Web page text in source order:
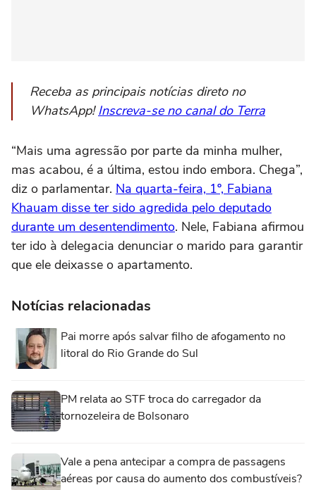
Receba as principais notícias direto no
WhatsApp!Inscreva-se no canal do Terra
“Mais uma agressão por parte da minha mulher,
mas acabou, é a última, estou indo embora. Chega”,
diz o parlamentar. Na quarta-feira, 1º, Fabiana
Khauam disse ter sido agredida pelo deputado
durante um desentendimento. Nele, Fabiana afirmou
ter ido à delegacia denunciar o marido para garantir
que ele deixasse o apartamento.
Notícias relacionadas
Pai morre após salvar filho de afogamento no
litoral do Rio Grande do Sul
PM relata ao STF troca do carregador da
tornozeleira de Bolsonaro
Vale a pena antecipar a compra de passagens
aéreas por causa do aumento dos combustíveis?